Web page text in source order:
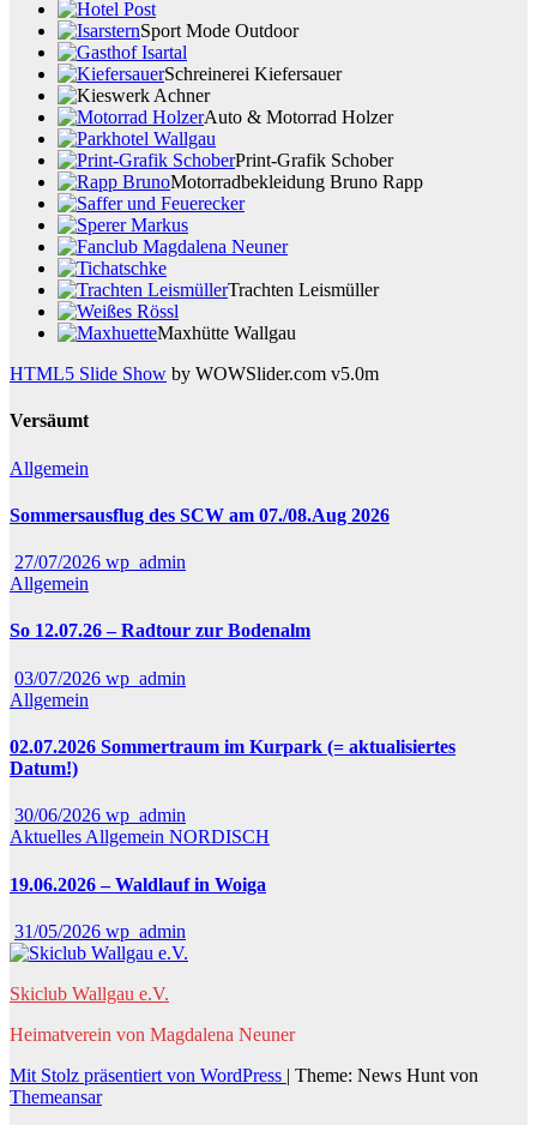
Sport Mode Outdoor
Schreinerei Kiefersauer
Auto & Motorrad Holzer
Print-Grafik Schober
Motorradbekleidung Bruno Rapp
Trachten Leismüller
Maxhütte Wallgau
HTML5 Slide Show by WOWSlider.com v5.0m
Versäumt
Allgemein
Sommersausflug des SCW am 07./08.Aug 2026
27/07/2026 wp_admin
Allgemein
So 12.07.26 – Radtour zur Bodenalm
03/07/2026 wp_admin
Allgemein
02.07.2026 Sommertraum im Kurpark (= aktualisiertes
Datum!)
30/06/2026 wp_admin
Aktuelles Allgemein NORDISCH
19.06.2026 – Waldlauf in Woiga
31/05/2026 wp_admin
Skiclub Wallgau e.V.
Heimatverein von Magdalena Neuner
Mit Stolz präsentiert von WordPress | Theme: News Hunt von
Themeansar